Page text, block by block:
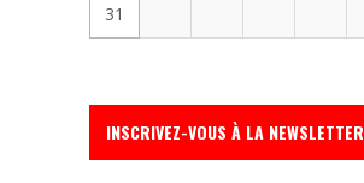
31
INSCRIVEZ-VOUS À LA NEWSLETTER